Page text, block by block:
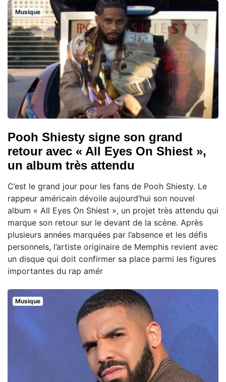
Musique
Pooh Shiesty signe son grand
retour avec « All Eyes On Shiest »,
un album très attendu
C’est le grand jour pour les fans de Pooh Shiesty. Le
rappeur américain dévoile aujourd’hui son nouvel
album « All Eyes On Shiest », un projet très attendu qui
marque son retour sur le devant de la scène. Après
plusieurs années marquées par l’absence et les défis
personnels, l’artiste originaire de Memphis revient avec
un disque qui doit confirmer sa place parmi les figures
importantes du rap amér
Musique